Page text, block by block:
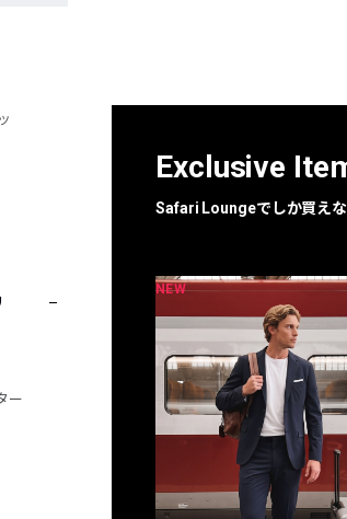
ー
Exclusive
Safari Loungeでしか買え
NEW